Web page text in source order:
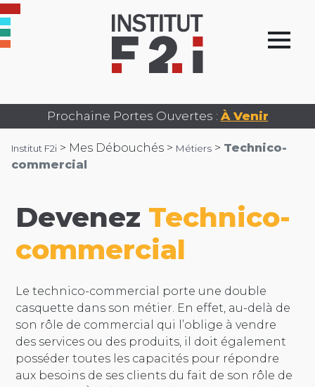
Prochaine Portes Ouvertes : À Venir
Institut F2i > Mes Débouchés > Métiers > Technico-
commercial
Devenez Technico-
commercial
Le technico-commercial porte une double
casquette dans son métier. En effet, au-delà de
son rôle de commercial qui l’oblige à vendre
des services ou des produits, il doit également
posséder toutes les capacités pour répondre
aux besoins de ses clients du fait de son rôle de